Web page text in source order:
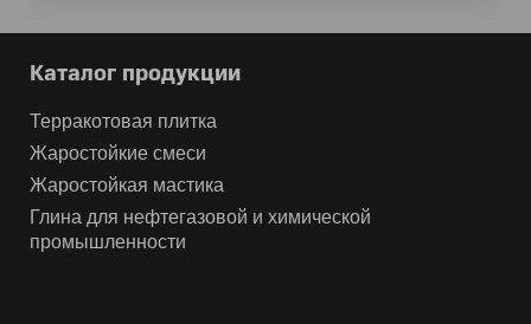
Каталог продукции
Терракотовая плитка
Жаростойкие смеси
Жаростойкая мастика
Глина для нефтегазовой и химической
промышленности